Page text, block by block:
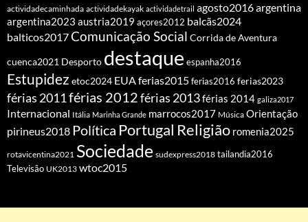
actividadecaminhada actividadekayak actividadetrail agosto2016argentina
argentina2023 austria2019 açores2012 balcãs2024
balticos2017Comunicação Social Corrida de Aventura
cuenca2021 Desporto destaque espanha2016
Estupidez etoc2024 EUAferias2015ferias2016 ferias2023
férias 2011férias 2012férias 2013férias 2014 galiza2017
Internacional Itália Marinha Grande marrocos2017 Música Orientação
pirineus2018 Política Portugal Religião romenia2025
rotavicentina2021 Sociedade sudexpress2018 tailandia2016
Televisão UK2013 wtoc2015